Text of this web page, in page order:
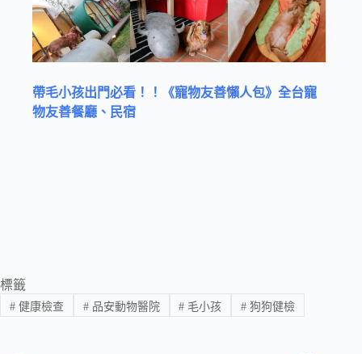
帶毛小孩出門必看！！《寵物友善懶人包》全台寵
物友善餐廳、民宿
標籤
#健康檢查 #品安動物醫院 # 毛小孩 # 狗狗健檢